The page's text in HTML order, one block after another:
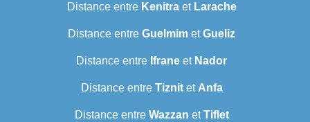
Distance entre Kenitraet Larache
Distance entre Guelmim etGueliz
Distance entre Ifrane et Nador
Distance entre Tiznitet Anfa
Distance entre Wazzan etTiflet